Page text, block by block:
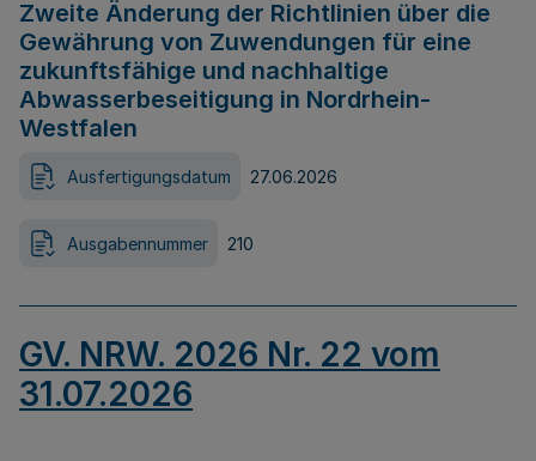
Zweite Änderung der Richtlinien über die
Gewährung von Zuwendungen für eine
zukunftsfähige und nachhaltige
Abwasserbeseitigung in Nordrhein-
Westfalen
Ausfertigungsdatum 27.06.2026
Ausgabennummer 210
GV. NRW. 2026 Nr. 22 vom
31.07.2026